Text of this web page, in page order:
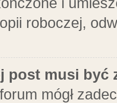
roboczej,
post musi być
mógł